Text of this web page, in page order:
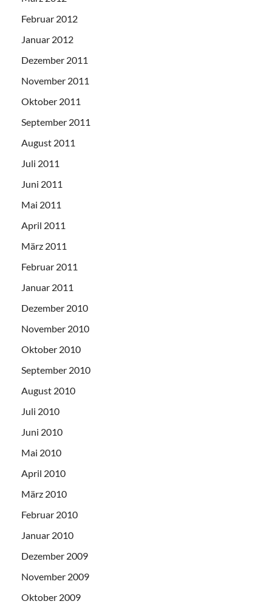
Februar 2012
Januar 2012
Dezember 2011
November 2011
Oktober 2011
September 2011
August 2011
Juli 2011
Juni 2011
Mai 2011
April 2011
März 2011
Februar 2011
Januar 2011
Dezember 2010
November 2010
Oktober 2010
September 2010
August 2010
Juli 2010
Juni 2010
Mai 2010
April 2010
März 2010
Februar 2010
Januar 2010
Dezember 2009
November 2009
Oktober 2009